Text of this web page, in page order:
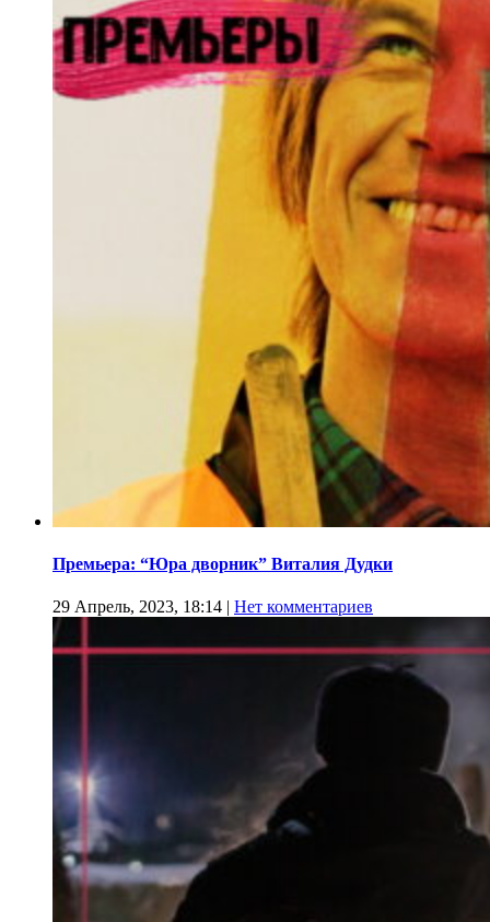
Премьера: “Юра дворник” Виталия Дудки
29 Апрель, 2023, 18:14 | Нет комментариев